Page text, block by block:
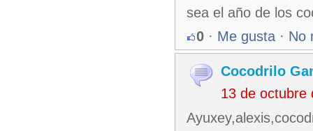
sea el año de los
0 · Me gusta · No
Cocodrilo
13 de octubre